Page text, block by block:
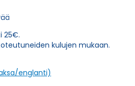
25€.
kulujen mukaan.
englanti)